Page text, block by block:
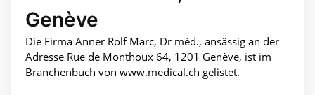
Genève
Die Firma Anner Rolf Marc, Dr méd., ansässig an der
Adresse Rue de Monthoux 64, 1201 Genève, ist im
Branchenbuch von www.medical.ch gelistet.